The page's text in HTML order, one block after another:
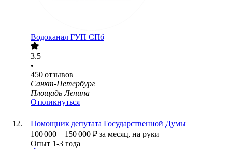
Водоканал ГУП СПб
3.5
•
450 отзывов
Санкт-Петербург
Площадь Ленина
Откликнуться
Помощник депутата Государственной Думы
100 000 – 150 000 ₽ за месяц, на руки
Опыт 1-3 года